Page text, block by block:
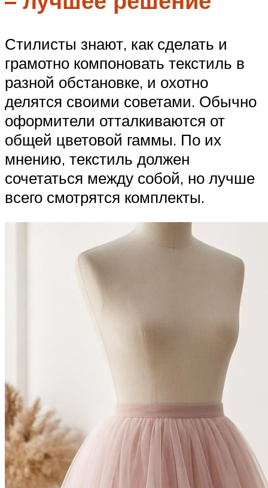
Стилисты знают, как сделать и
грамотно компоновать текстиль в
разной обстановке, и охотно
делятся своими советами. Обычно
оформители отталкиваются от
общей цветовой гаммы. По их
мнению, текстиль должен
сочетаться между собой, но лучше
всего смотрятся комплекты.